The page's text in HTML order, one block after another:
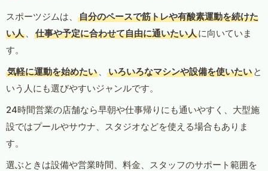
スポーツジムは、
自分のペースで筋トレや有酸素運動を続けた
い人 、 仕事や予定に合わせて自由に通いたい人に向いていま
す。
気軽に運動を始めたい 、 いろいろなマシンや設備を使いたい と
いう人にも選びやすいジャンルです。
24時間営業の店舗なら早朝や仕事帰りにも通いやすく、大型施
設ではプールやサウナ、スタジオなどを使える場合もありま
す。
選ぶときは設備や営業時間、料金、スタッフのサポート範囲を